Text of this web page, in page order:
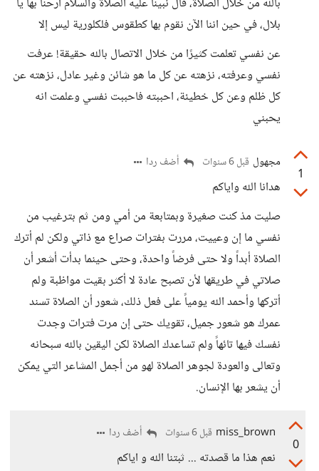
بلال، في حين اننا الآن نقوم بها كطقوس فلكلورية ليس إلا
عن نفسي تعلمت كثيرًا من خلال الاتصال بالله حقيقة! عرفت
نفسي وعرفته، نزهته عن كل ما هو شائن وغير عادل، نزهته عن
كل ظلم وعن كل خطيئة، احببته فاحببت نفسي وعلمت انه
يحبني
1
مجهول قبل 6 سنوات أضف ردا
هدانا الله واياكم
صليت مذ كنت صغيرة وبمتابعة من أمي ومن ثم بترغيب من
نفسي ما إن وعييت، مررت بفترات صراع مع ذاتي ولكن لم أترك
الصلاة أبداً ولا حتى فرضاً واحدة، وحتى حينما بدأت أشعر أن
صلاتي في طريقها لأن تصبح عادة لا أكثر بقيت مواظبة ولم
أتركها وأحمد الله يومياً على فعل ذلك، شعور أن الصلاة تسند
عمرك هو شعور جميل، تقويك حتى إن مرت فترات وجدت
نفسك فيها تائهاً ولم تساعدك الصلاة لكن اليقين بالله سبحانه
وتعالى والعودة لجوهر الصلاة لهو من أجمل المشاعر التي يمكن
أن يشعر بها الإنسان.
0
miss_brown قبل 6 سنوات أضف ردا
نعم هذا ما قصدته ... ثبتنا الله و اياكم